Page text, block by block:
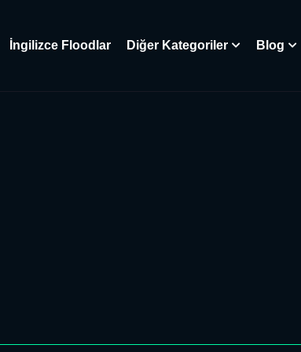
İngilizce Floodlar Diğer Kategoriler Blog